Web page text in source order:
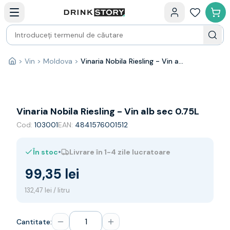
Bauturi fine — selectie
Produse Noi
Cosuri cadou
Pachete & Cadouri
Vin
Franta
Spania
Australia
Noua Zeelanda
Sampanie
Acasă
> Vin > Moldova > Vinaria Nobila Riesling - Vin alb sec 0.75L
Vinaria Nobila Riesling - Vin alb sec 0.75L
Cod: 103001EAN: 4841576001512
În stoc• Livrare în 1-4 zile lucratoare
99,35 lei
132,47 lei / litru
Cantitate: